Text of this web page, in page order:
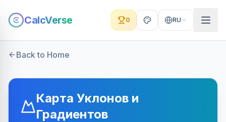
CalcVerse 0 RU
Back to Home
Карта Уклонов и
Градиентов